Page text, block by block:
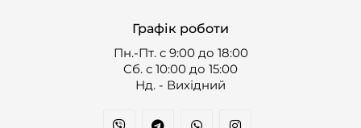
Графік роботи
Пн.-Пт. с 9:00 до 18:00
Cб. с 10:00 до 15:00
Нд. - Вихідний